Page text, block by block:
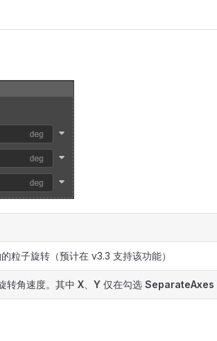
粒子旋转（预计在 v3.3 支持该功能）
转角速度。其中 X Y 仅在勾选 SeparateAxes